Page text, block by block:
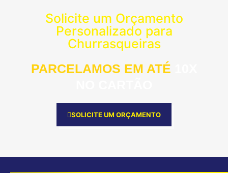
Solicite um Orçamento
Personalizado para
Churrasqueiras
PARCELAMOS EM ATÉ
SOLICITE UM ORÇAMENTO